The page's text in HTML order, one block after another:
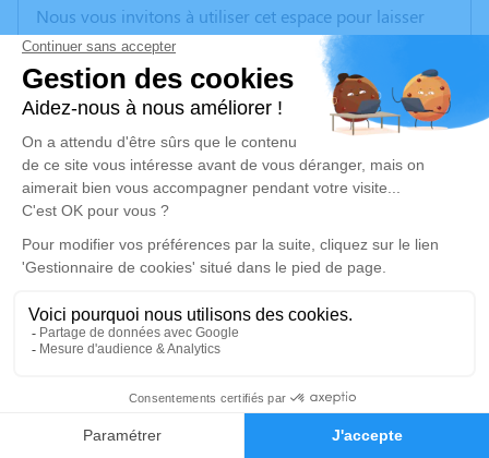
Faire-part Hommages
Nous vous invitons à utiliser cet espace pour laisser
vos condoléances, partager des photos souvenirs, une
anecdote ou exprimer vos pensées à travers des
poèmes ou des textes. Cet endroit est un lieu
d'expression dédié à honorer la mémoire de Jacques
FENOUILLET.
Un service de plantation d’arbre hommage est
disponible ici.
Je rends hommage
Cérémonie
Eglise St Denis place de l'église
38290 La Verpillière